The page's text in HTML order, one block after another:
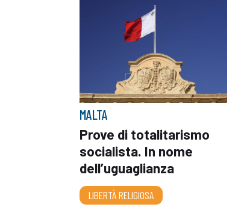
MALTA
Prove di totalitarismo
socialista. In nome
dell’uguaglianza
LIBERTÀ RELIGIOSA